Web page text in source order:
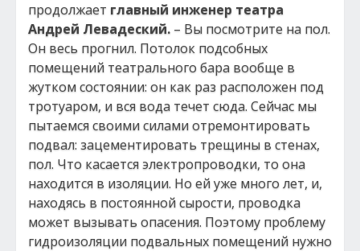
продолжает главный инженер театра
Андрей Левадеский. – Вы посмотрите на пол.
Он весь прогнил. Потолок подсобных
помещений театрального бара вообще в
жутком состоянии: он как раз расположен под
тротуаром, и вся вода течет сюда. Сейчас мы
пытаемся своими силами отремонтировать
подвал: зацементировать трещины в стенах,
пол. Что касается электропроводки, то она
находится в изоляции. Но ей уже много лет, и,
находясь в постоянной сырости, проводка
может вызывать опасения. Поэтому проблему
гидроизоляции подвальных помещений нужно